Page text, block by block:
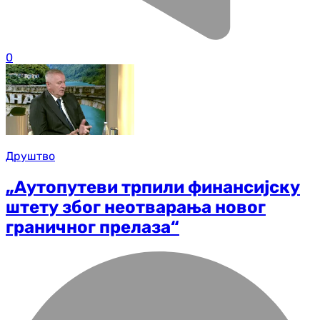
0
Друштво
„Аутопутеви трпили финансијску
штету због неотварања новог
граничног прелаза“